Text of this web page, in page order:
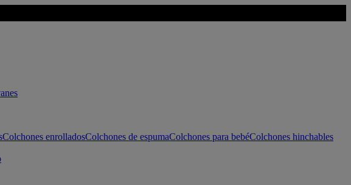
Colchones enrolladosColchones de espumaColchones para bebéColchones hinchables